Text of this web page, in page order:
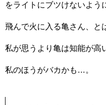
をライトにブツけないよう
飛んで火に入る亀さん、と
私が思うより亀は知能が高
私のほうがバカかも…。